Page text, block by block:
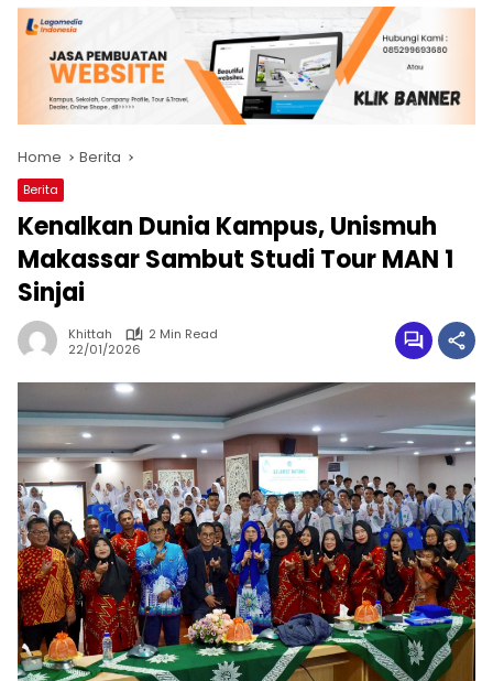
Home Berita
Berita
Kenalkan Dunia Kampus, Unismuh
Makassar Sambut Studi Tour MAN 1
Sinjai
Khittah
2 Min Read
22/01/2026